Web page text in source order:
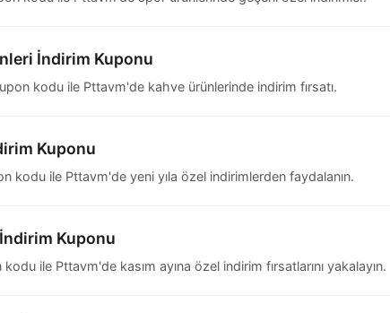
İndirim Kuponu
kodu ile Pttavm'de kahve ürünlerinde indirim fırsatı.
Kuponu
kodu ile Pttavm'de yeni yıla özel indirimlerden faydalanın.
İndirim Kuponu
ile Pttavm'de kasım ayına özel indirim fırsatlarını yakalayın.